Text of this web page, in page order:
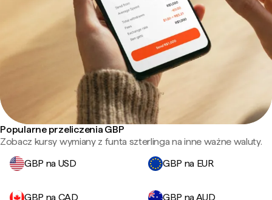
Popularne przeliczenia GBP
Zobacz kursy wymiany z funta szterlinga na inne ważne waluty.
GBP na USD
GBP na EUR
GBP na CAD GBP na AUD